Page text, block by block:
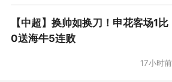
【中超】换帅如换刀！申花客场1比
0送海牛5连败
17小时前